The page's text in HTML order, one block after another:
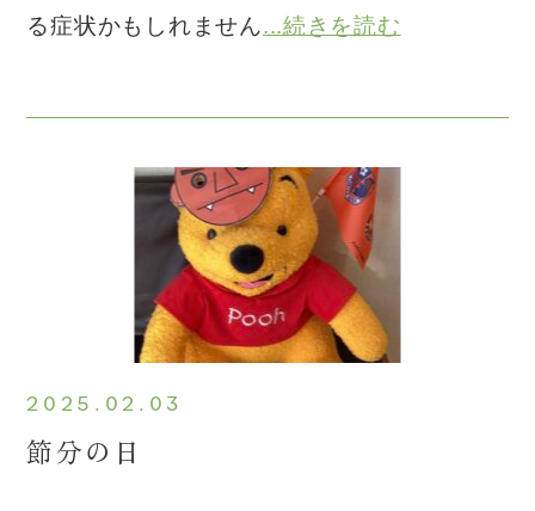
る症状かもしれません...続きを読む
2025.02.03
節分の日